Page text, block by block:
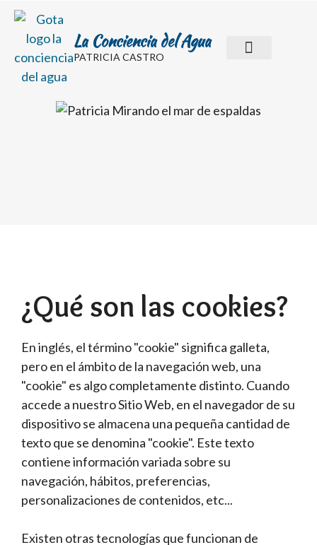
La Conciencia del Agua
PATRICIA CASTRO
¿Qué son las cookies?
En inglés, el término "cookie" significa galleta,
pero en el ámbito de la navegación web, una
"cookie" es algo completamente distinto. Cuando
accede a nuestro Sitio Web, en el navegador de su
dispositivo se almacena una pequeña cantidad de
texto que se denomina "cookie". Este texto
contiene información variada sobre su
navegación, hábitos, preferencias,
personalizaciones de contenidos, etc...
Existen otras tecnologías que funcionan de